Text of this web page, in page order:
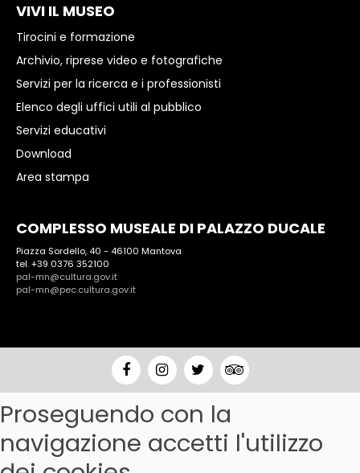
VIVI IL MUSEO
Tirocini e formazione
Archivio, riprese video e fotografiche
Servizi per la ricerca e i professionisti
Elenco degli uffici utili al pubblico
Servizi educativi
Download
Area stampa
COMPLESSO MUSEALE DI PALAZZO DUCALE
Piazza Sordello, 40 - 46100 Mantova
tel. +39 0376 352100
pal-mn@cultura.gov.it
pal-mn@pec.cultura.gov.it
Proseguendo con la
navigazione accetti l'utilizzo